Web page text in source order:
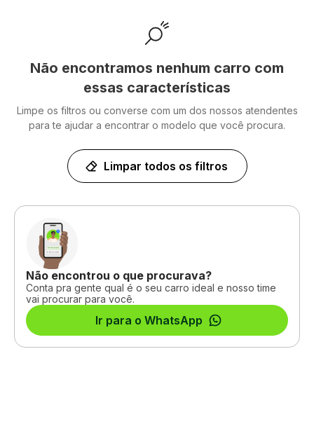
Não encontramos nenhum carro com
essas características
Limpe os filtros ou converse com um dos nossos atendentes
para te ajudar a encontrar o modelo que você procura.
Limpar todos os filtros
Não encontrou o que procurava?
Conta pra gente qual é o seu carro ideal e nosso time
vai procurar para você.
Ir para o WhatsApp